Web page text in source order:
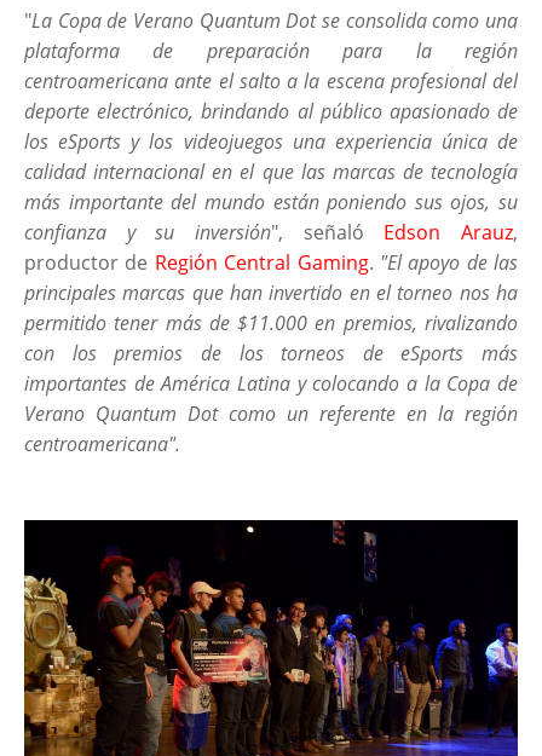
"La Copa de Verano Quantum Dot se consolida como una
plataforma de preparación para la región
centroamericana ante el salto a la escena profesional del
deporte electrónico, brindando al público apasionado de
los eSports y los videojuegos una experiencia única de
calidad internacional en el que las marcas de tecnología
más importante del mundo están poniendo sus ojos, su
confianza y su inversión", señaló Edson Arauz,
productor de Región Central Gaming. "El apoyo de las
principales marcas que han invertido en el torneo nos ha
permitido tener más de $11.000 en premios, rivalizando
con los premios de los torneos de eSports más
importantes de América Latina y colocando a la Copa de
Verano Quantum Dot como un referente en la región
centroamericana".